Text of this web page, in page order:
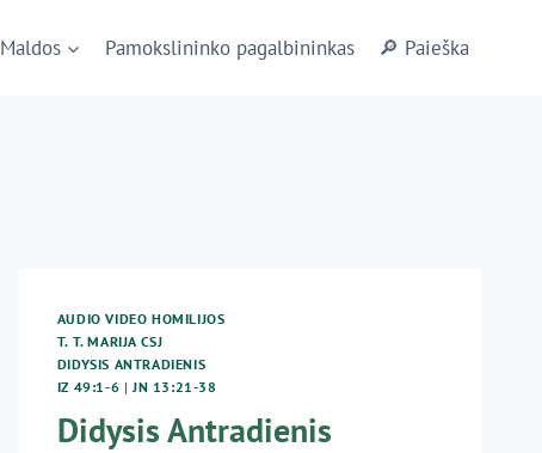
Maldos Pamokslininko pagalbininkas 🔎 Paieška
AUDIO VIDEO HOMILIJOS
T. T. MARIJA CSJ
DIDYSIS ANTRADIENIS
IZ 49:1-6 |JN 13:21-38
Didysis Antradienis